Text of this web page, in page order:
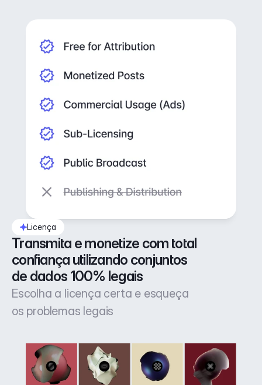
Licença
Transmita e monetize com total
confiança utilizando conjuntos
de dados 100% legais
Escolha a licença certa e esqueça
os problemas legais